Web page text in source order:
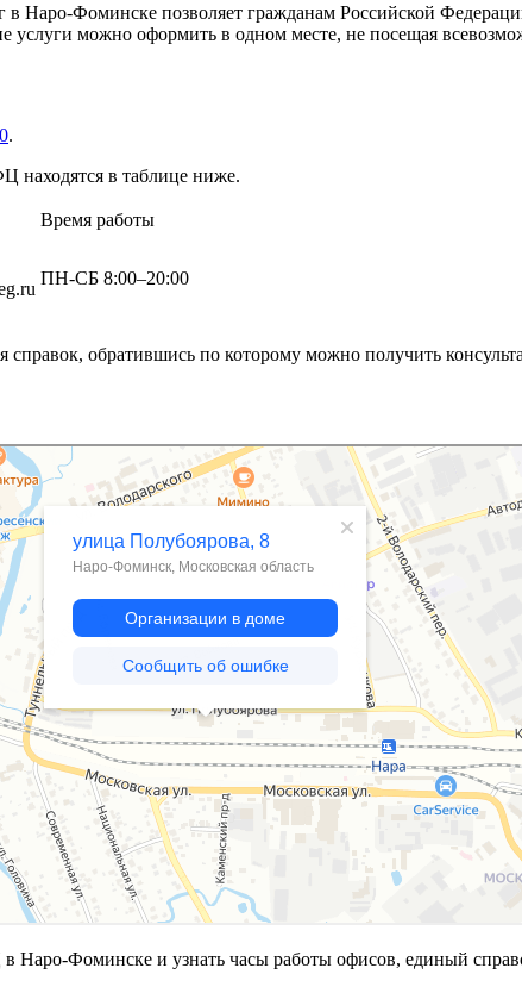
Наро-Фоминске позволяет гражданам Российской
услуги можно оформить в одном месте, не посещая
.
в таблице ниже.
Время работы
ПН-СБ 8:00–20:00
справок, обратившись по которому можно получить
Фоминске и узнать часы работы офисов, единый